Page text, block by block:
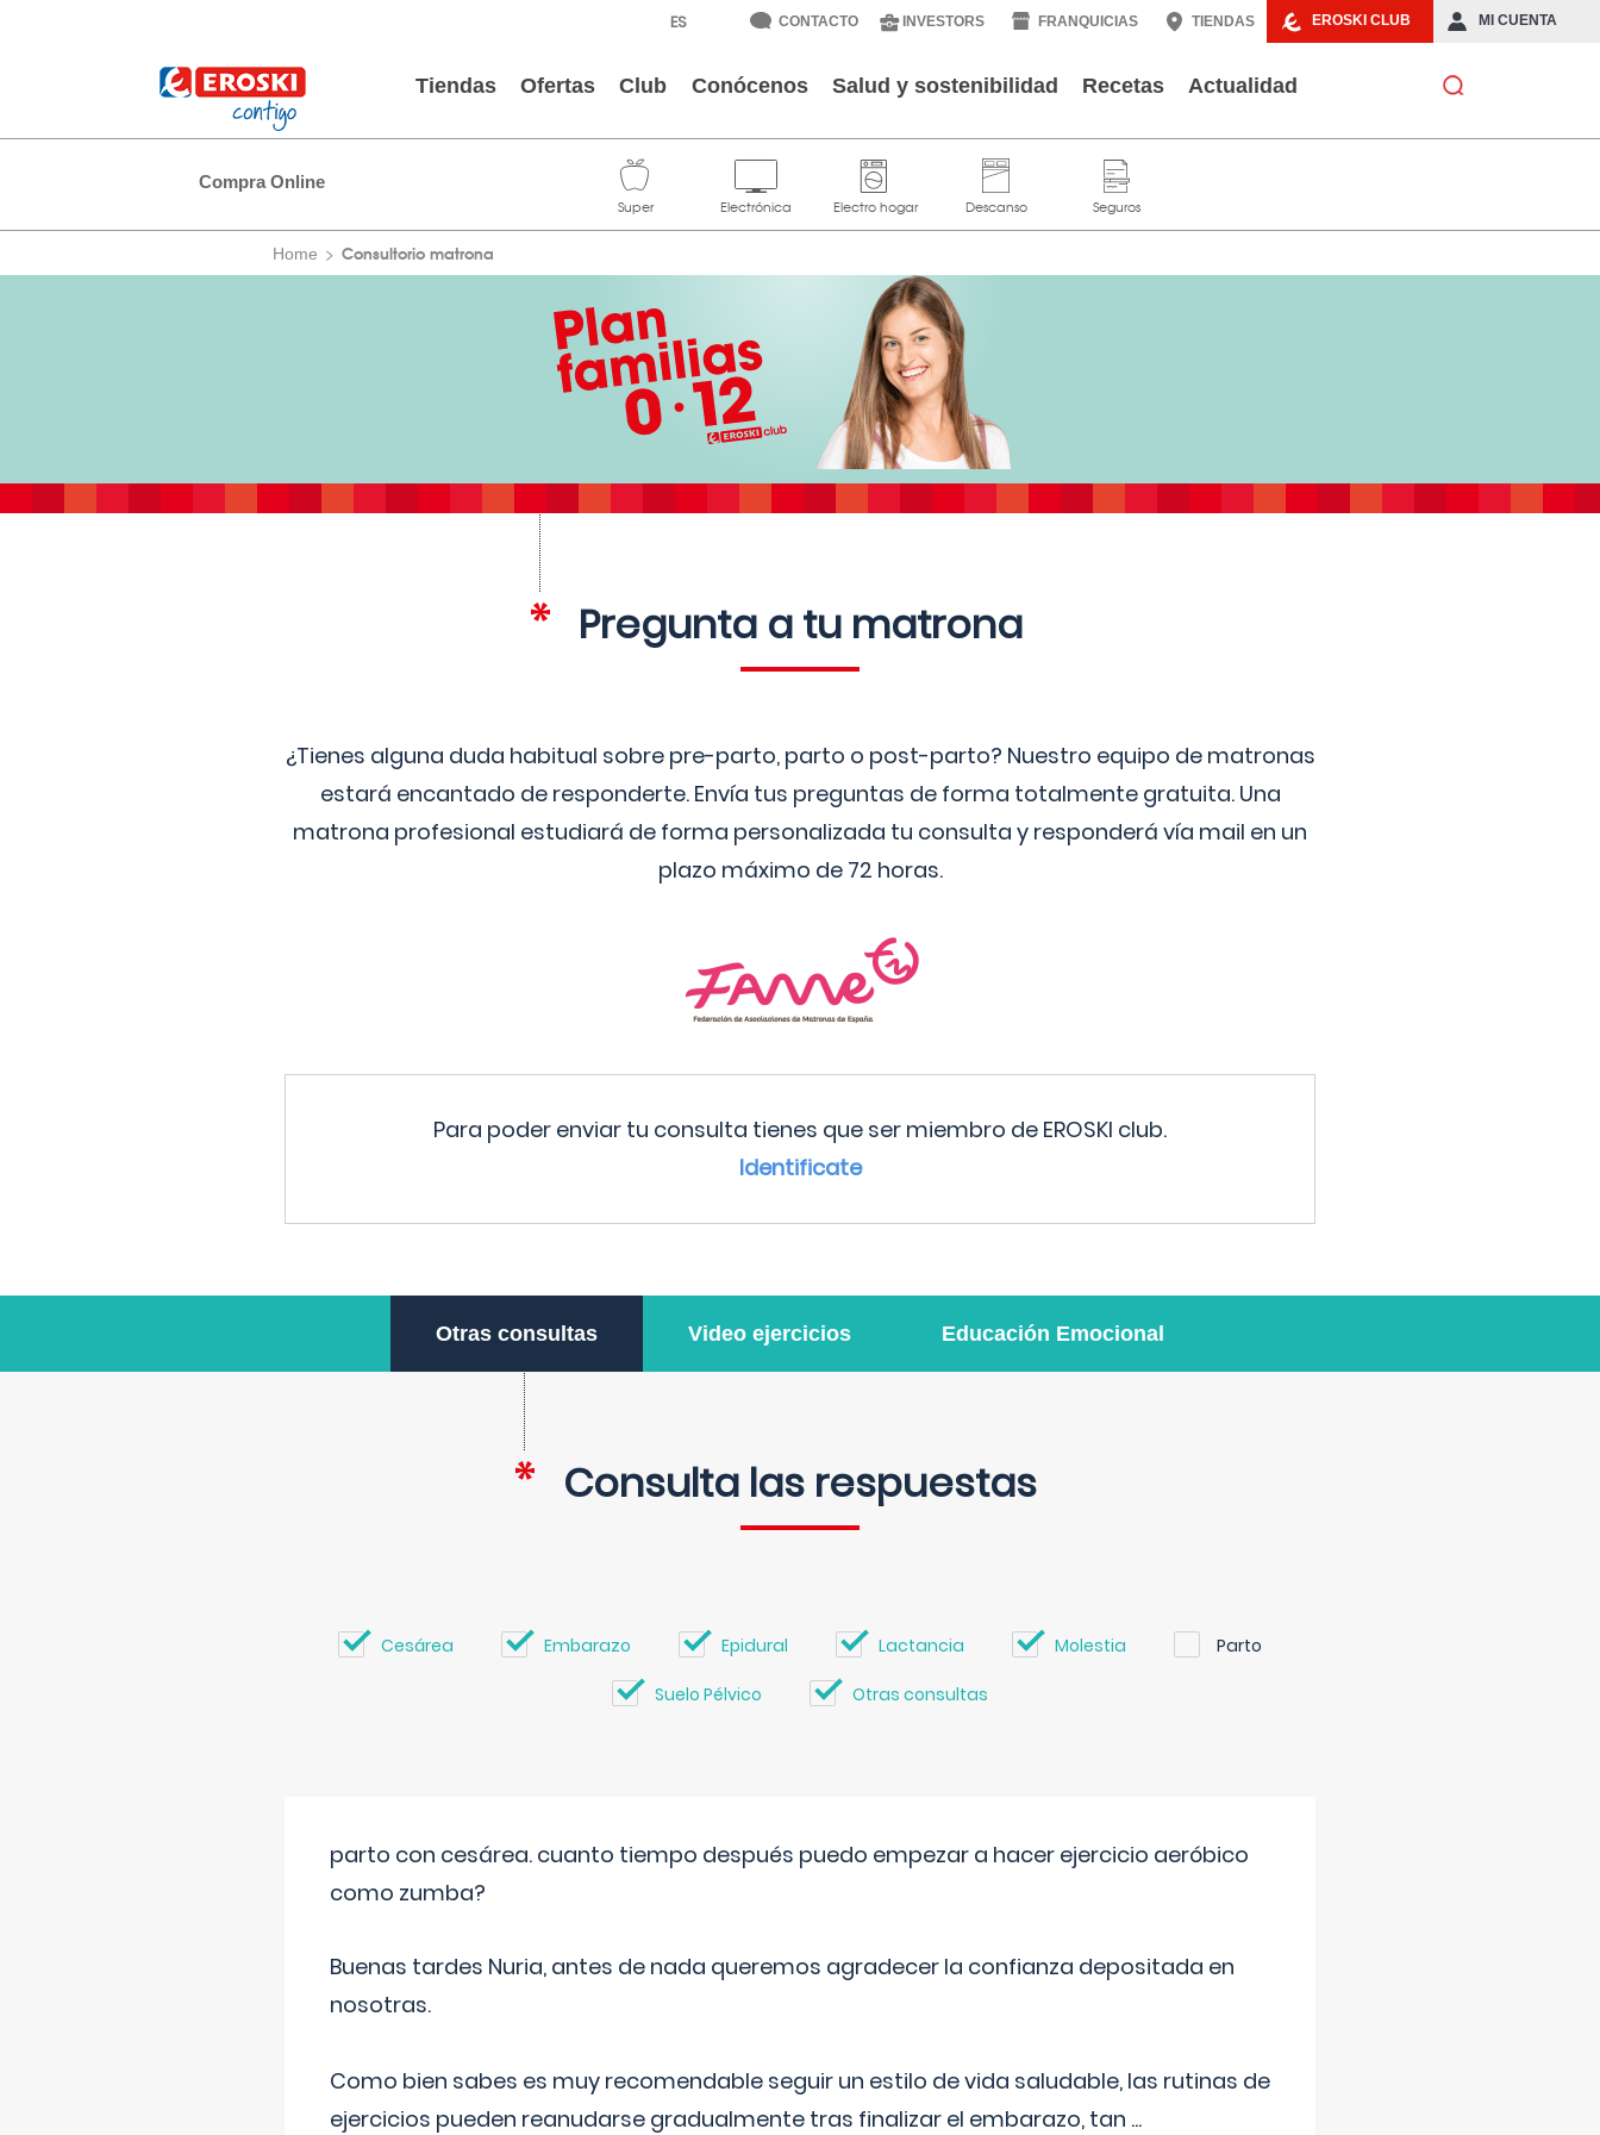
EROSKI CLUB MI CUENTA
CONTACTO INVESTORS FRANQUICIAS TIENDAS
Tiendas Ofertas Club Conócenos Salud y sostenibilidad Recetas Actualidad
Compra Online
Home Consultorio matrona
Pregunta a tu matrona
¿Tienes alguna duda habitual sobre pre-parto, parto o post-parto? Nuestro equipo de matronas
estará encantado de responderte. Envía tus preguntas de forma totalmente gratuita. Una
matrona profesional estudiará de forma personalizada tu consulta y responderá vía mail en un
plazo máximo de 72 horas.
Para poder enviar tu consulta tienes que ser miembro de EROSKI club.
Identificate
Otras consultas Video ejercicios Educación Emocional
Consulta las respuestas
Cesárea Embarazo Epidural Lactancia Molestia Parto
Suelo Pélvico Otras consultas
parto con cesárea. cuanto tiempo después puedo empezar a hacer ejercicio aeróbico
como zumba?
Buenas tardes Nuria, antes de nada queremos agradecer la confianza depositada en
nosotras.
Como bien sabes es muy recomendable seguir un estilo de vida saludable, las rutinas de
ejercicios pueden reanudarse gradualmente tras finalizar el embarazo, tan ...